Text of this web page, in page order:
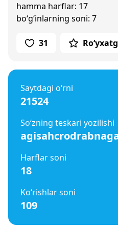
hamma harflar: 17
bo‘g‘inlarning soni: 7
31
Saytdagi o‘rni
21524
So‘zning teskari yozilishi
Harflar soni
18
Ko‘rishlar soni
109